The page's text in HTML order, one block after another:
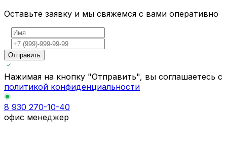
Оставьте заявку и мы свяжемся с вами оперативно
Отправить
Нажимая на кнопку "Отправить", вы соглашаетесь с
политикой конфиденциальности
8 930 270-10-40
офис менеджер